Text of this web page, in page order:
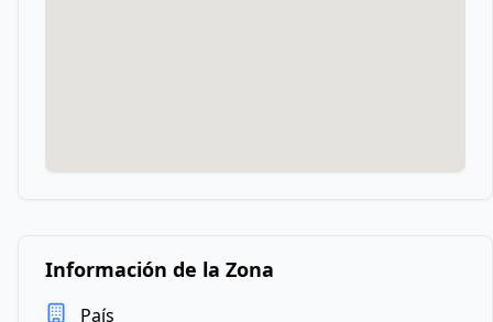
Información de la Zona
País